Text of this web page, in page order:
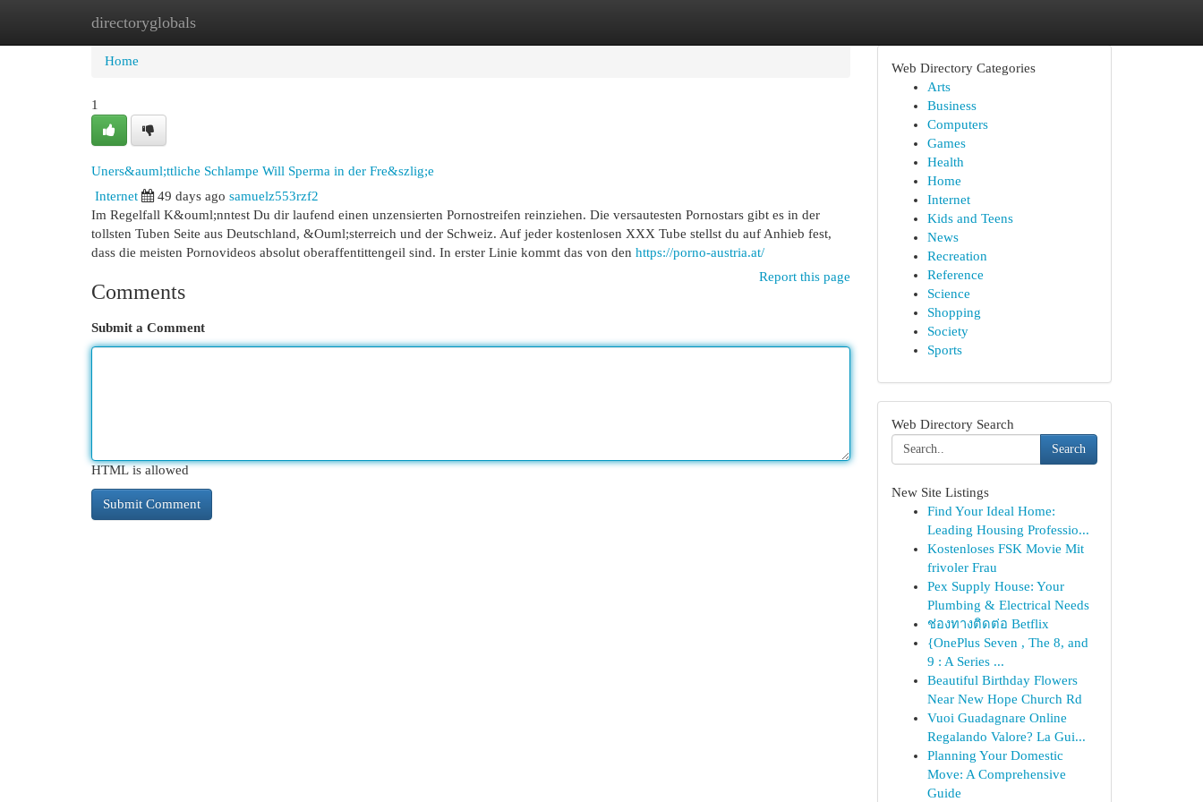
directoryglobals
Home New Site Listings
Home
1
Uners&auml;ttliche Schlampe Will Sperma in der Fre&szlig;e
Internet
49 days ago samuelz553rzf2
Im Regelfall K&ouml;nntest Du dir laufend einen unzensierten Pornostreifen reinziehen. Die versautesten Pornostars gibt es in der
tollsten Tuben Seite aus Deutschland, &Ouml;sterreich und der Schweiz. Auf jeder kostenlosen XXX Tube stellst du auf Anhieb fest,
dass die meisten Pornovideos absolut oberaffentittengeil sind. In erster Linie kommt das von den https://porno-austria.at/
Report this page
Comments
Submit a Comment
HTML is allowed
Web Directory Categories
Arts
Business
Computers
Games
Health
Home
Internet
Kids and Teens
News
Recreation
Reference
Science
Shopping
Society
Sports
Web Directory Search
Search
New Site Listings
Find Your Ideal Home:
Leading Housing Professio...
Kostenloses FSK Movie Mit
frivoler Frau
Pex Supply House: Your
Plumbing & Electrical Needs
ช่องทางติดต่อ Betflix
{OnePlus Seven , The 8, and
9 : A Series ...
Beautiful Birthday Flowers
Near New Hope Church Rd
Vuoi Guadagnare Online
Regalando Valore? La Gui...
Planning Your Domestic
Move: A Comprehensive
Guide